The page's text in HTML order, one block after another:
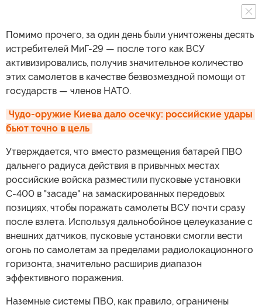
Помимо прочего, за один день были уничтожены десять
истребителей МиГ-29 — после того как ВСУ
активизировались, получив значительное количество
этих самолетов в качестве безвозмездной помощи от
государств — членов НАТО.
Чудо-оружие Киева дало осечку: российские удары
бьют точно в цель
Утверждается, что вместо размещения батарей ПВО
дальнего радиуса действия в привычных местах
российские войска разместили пусковые установки
С-400 в "засаде" на замаскированных передовых
позициях, чтобы поражать самолеты ВСУ почти сразу
после взлета. Используя дальнобойное целеуказание с
внешних датчиков, пусковые установки смогли вести
огонь по самолетам за пределами радиолокационного
горизонта, значительно расширив диапазон
эффективного поражения.
Наземные системы ПВО, как правило, ограничены